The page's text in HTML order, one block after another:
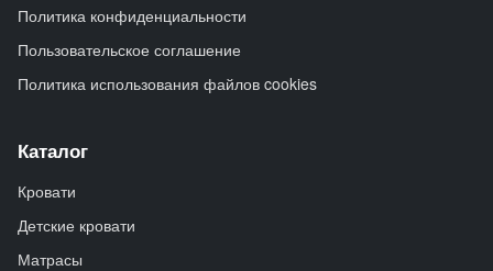
Политика конфиденциальности
Пользовательское соглашение
Политика использования файлов cookies
Каталог
Кровати
Детские кровати
Матрасы